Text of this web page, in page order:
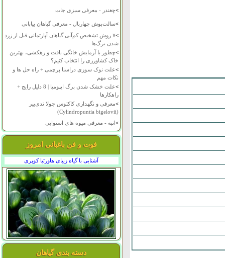
>چغندر - معرفی سبزی جات
>سالت‌بوش چهاربال - معرفی گیاهان بیابانی
>
۷ روش تشخیص کم‌آبی گیاهان آپارتمانی قبل از زرد
شدن برگ‌ها
>چطور با آزمایش خانگی بافت و زهکشی، بهترین
خاک کشاورزی را انتخاب کنیم؟
>علت نوک سوزی دراسنا پرچمی + راه حل ها و
نکات مهم
>
علت خشک شدن برگ ایپومیا | 8 دلیل رایج +
راهکارها
>معرفی و نگهداری کاکتوس چولا تدی‌بیر
(Cylindropuntia bigelovii)
>انبه - معرفی میوه های استوایی
فوت و فن باغبانی امروز
آشنایی با گیاه زیبای هاورتیا کوپری
دسته بندی گیاهان